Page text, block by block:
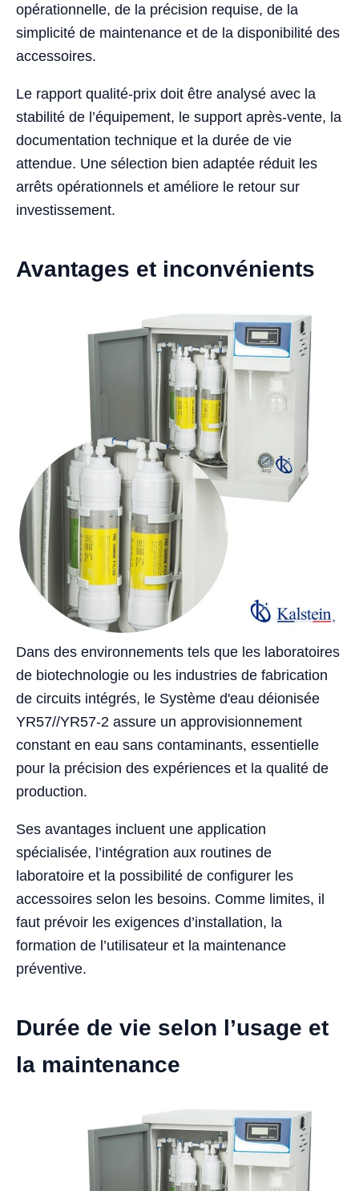
opérationnelle, de la précision requise, de la
simplicité de maintenance et de la disponibilité des
accessoires.
Le rapport qualité-prix doit être analysé avec la
stabilité de l’équipement, le support après-vente, la
documentation technique et la durée de vie
attendue. Une sélection bien adaptée réduit les
arrêts opérationnels et améliore le retour sur
investissement.
Avantages et inconvénients
Dans des environnements tels que les laboratoires
de biotechnologie ou les industries de fabrication
de circuits intégrés, le Système d'eau déionisée
YR57//YR57-2 assure un approvisionnement
constant en eau sans contaminants, essentielle
pour la précision des expériences et la qualité de
production.
Ses avantages incluent une application
spécialisée, l’intégration aux routines de
laboratoire et la possibilité de configurer les
accessoires selon les besoins. Comme limites, il
faut prévoir les exigences d’installation, la
formation de l’utilisateur et la maintenance
préventive.
Durée de vie selon l’usage et
la maintenance